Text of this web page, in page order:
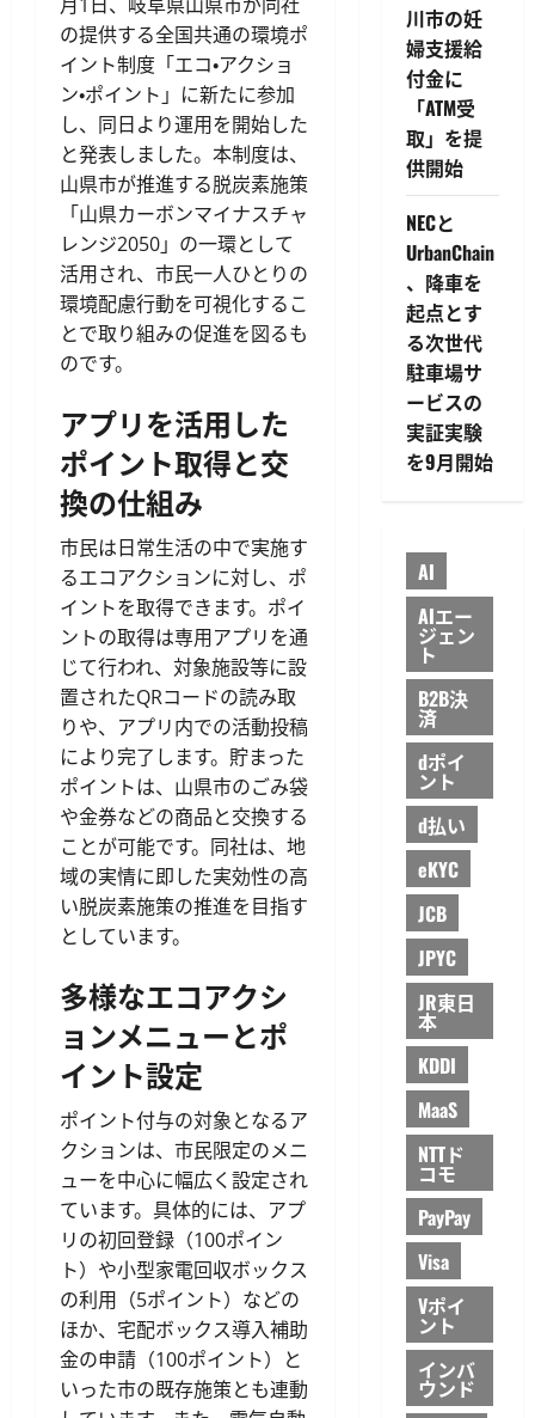
の提供する全国共通の環境ポ
イント制度「エコ・アクショ
ン・ポイント」に新たに参加
し、同日より運用を開始した
と発表しました。本制度は、
山県市が推進する脱炭素施策
「山県カーボンマイナスチャ
レンジ2050」の一環として
活用され、市民一人ひとりの
環境配慮行動を可視化するこ
とで取り組みの促進を図るも
のです。
アプリを活用した
ポイント取得と交
換の仕組み
市民は日常生活の中で実施す
るエコアクションに対し、ポ
イントを取得できます。ポイ
ントの取得は専用アプリを通
じて行われ、対象施設等に設
置されたQRコードの読み取
りや、アプリ内での活動投稿
により完了します。貯まった
ポイントは、山県市のごみ袋
や金券などの商品と交換する
ことが可能です。同社は、地
域の実情に即した実効性の高
い脱炭素施策の推進を目指す
としています。
多様なエコアクシ
ョンメニューとポ
イント設定
ポイント付与の対象となるア
クションは、市民限定のメニ
ューを中心に幅広く設定され
ています。具体的には、アプ
リの初回登録（100ポイン
ト）や小型家電回収ボックス
の利用（5ポイント）などの
ほか、宅配ボックス導入補助
金の申請（100ポイント）と
いった市の既存施策とも連動
川市の妊
婦支援給
付金に
「ATM受
取」を提
供開始
NECと
UrbanChain
、降車を
起点とす
る次世代
駐車場サ
ービスの
実証実験
を9月開始
AI
AIエー
ジェン
ト
B2B決
済
dポイ
ント
d払い
eKYC
JCB
JPYC
JR東日
本
KDDI
MaaS
NTTド
コモ
PayPay
Visa
Vポイ
ント
インバ
ウンド